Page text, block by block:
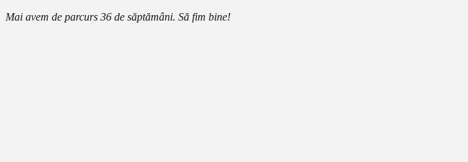
Mai avem de parcurs 36 de săptămâni. Să fim bine!